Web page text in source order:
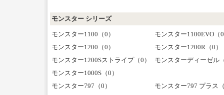
モンスター シリーズ
モンスター1100（0）
モンスター1100EVO（
モンスター1200（0）
モンスター1200R（0）
モンスター1200Sストライプ（0）
モンスターディーゼル
モンスター1000S（0）
モンスター797（0）
モンスター797 プラス